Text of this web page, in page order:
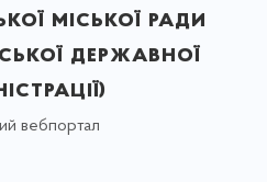
міської ради
державної
вебпортал